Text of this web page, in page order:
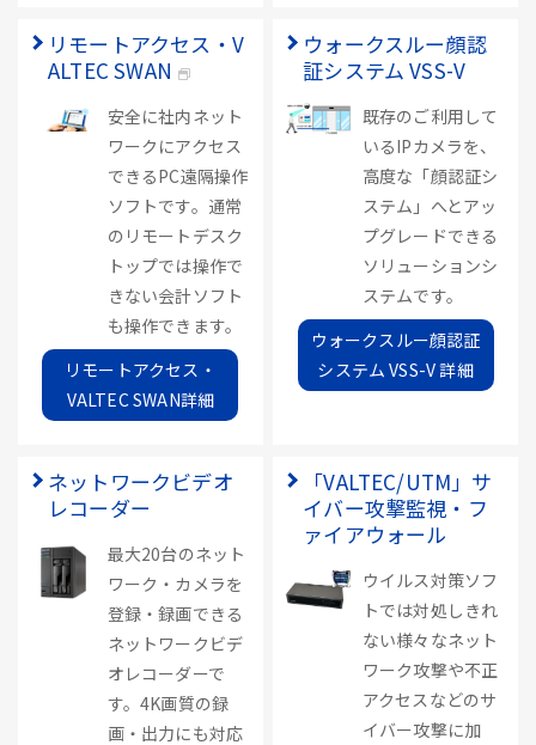
リモートアクセス・V
ALTEC SWAN
安全に社内ネット
ワークにアクセス
できるPC遠隔操作
ソフトです。通常
のリモートデスク
トップでは操作で
きない会計ソフト
も操作できます。
リモートアクセス・
VALTEC SWAN詳細
ウォークスルー顔認
証システム VSS-V
既存のご利用して
いるIPカメラを、
高度な「顔認証シ
ステム」へとアッ
プグレードできる
ソリューションシ
ステムです。
ウォークスルー顔認証
システム VSS-V 詳細
ネットワークビデオ
レコーダー
最大20台のネット
ワーク・カメラを
登録・録画できる
ネットワークビデ
オレコーダーで
す。4K画質の録
画・出力にも対応
「VALTEC/UTM」サ
イバー攻撃監視・フ
ァイアウォール
ウイルス対策ソフ
トでは対処しきれ
ない様々なネット
ワーク攻撃や不正
アクセスなどのサ
イバー攻撃に加